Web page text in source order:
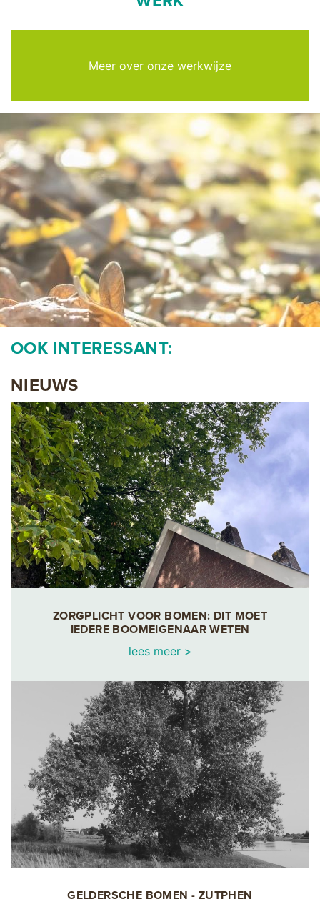
Meer over onze werkwijze
OOK INTERESSANT:
NIEUWS
ZORGPLICHT VOOR BOMEN: DIT MOET
IEDERE BOOMEIGENAAR WETEN
lees meer >
GELDERSCHE BOMEN - ZUTPHEN